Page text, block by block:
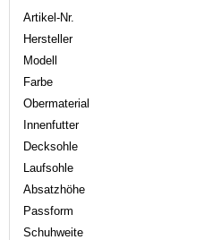
Artikel-Nr.
Hersteller
Modell
Farbe
Obermaterial
Innenfutter
Decksohle
Laufsohle
Absatzhöhe
Passform
Schuhweite